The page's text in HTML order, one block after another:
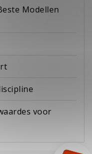
Modellen
voor